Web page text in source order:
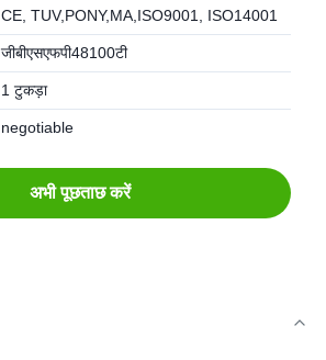
CE, TUV,PONY,MA,ISO9001, ISO14001
जीबीएसएफपी48100टी
1 टुकड़ा
negotiable
अभी पूछताछ करें